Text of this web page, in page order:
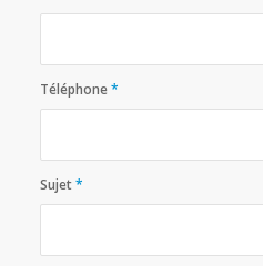
Téléphone*
Sujet*